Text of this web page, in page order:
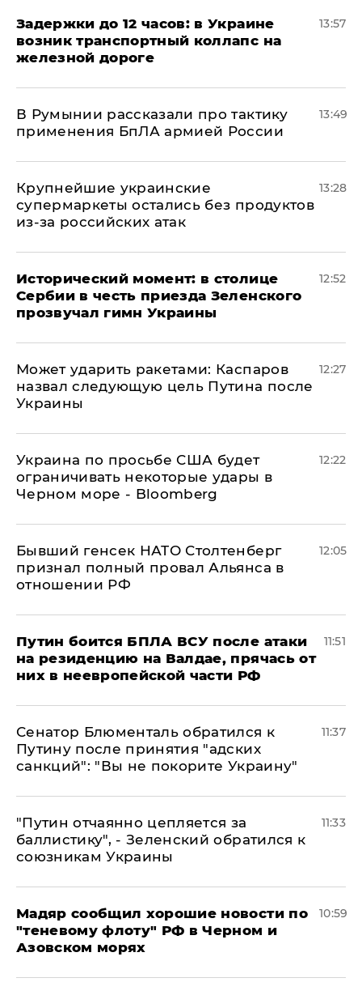
Задержки до 12 часов: в Украине
возник транспортный коллапс на
железной дороге
13:57
В Румынии рассказали про тактику
применения БпЛА армией России
13:49
Крупнейшие украинские
супермаркеты остались без продуктов
из-за российских атак
13:28
Исторический момент: в столице
Сербии в честь приезда Зеленского
прозвучал гимн Украины
12:52
Может ударить ракетами: Каспаров
назвал следующую цель Путина после
Украины
12:27
Украина по просьбе США будет
ограничивать некоторые удары в
Черном море - Bloomberg
12:22
Бывший генсек НАТО Столтенберг
признал полный провал Альянса в
отношении РФ
12:05
Путин боится БПЛА ВСУ после атаки
на резиденцию на Валдае, прячась от
них в неевропейской части РФ
11:51
Сенатор Блюменталь обратился к
Путину после принятия "адских
санкций": "Вы не покорите Украину"
11:37
"Путин отчаянно цепляется за
баллистику", - Зеленский обратился к
союзникам Украины
11:33
Мадяр сообщил хорошие новости по
"теневому флоту" РФ в Черном и
Азовском морях
10:59